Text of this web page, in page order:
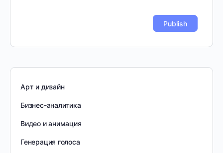
Арт и дизайн
Бизнес-аналитика
Видео и анимация
Генерация голоса